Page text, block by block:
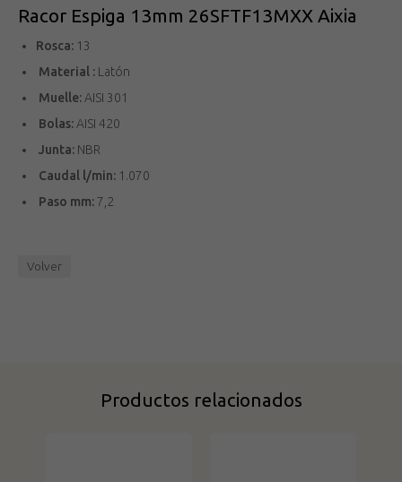
Racor Espiga 13mm 26SFTF13MXX Aixia
Rosca: 13
Material : Latón
Muelle: AISI 301
Bolas: AISI 420
Junta: NBR
Caudal l/min: 1.070
Paso mm:7,2
Volver
Productos relacionados